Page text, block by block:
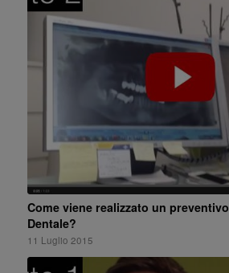
Come viene realizzato un
Dentale?
11 Luglio 2015